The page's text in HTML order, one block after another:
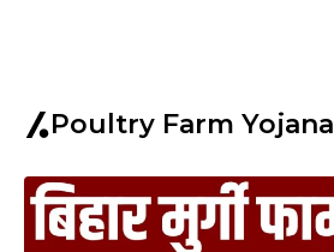
Poultry Farm Yojana